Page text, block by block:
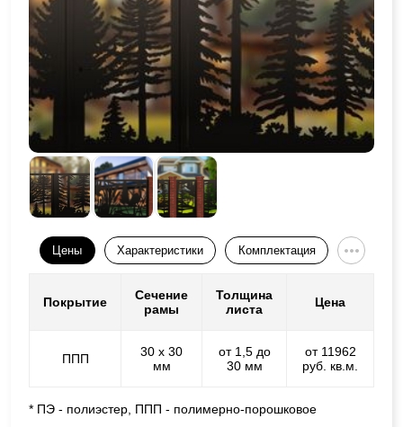
Цены Характеристики Комплектация
Покрытие
Сечение
рамы
Толщина
листа
Цена
ППП
30 х 30
мм
от 1,5 до
30 мм
от 11962
руб. кв.м.
* ПЭ - полиэстер, ППП - полимерно-порошковое